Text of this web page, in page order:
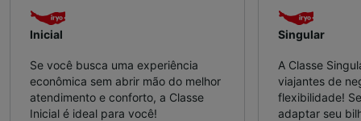
Inicial
Se você busca uma experiência
econômica sem abrir mão do melhor
atendimento e conforto, a Classe
Inicial é ideal para você!
Singular
A Classe
viajantes de
flexibilidade!
adaptar seu